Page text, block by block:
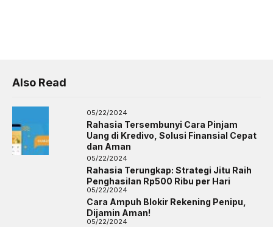
Also Read
05/22/2024
Rahasia Tersembunyi Cara Pinjam
Uang di Kredivo, Solusi Finansial Cepat
dan Aman
05/22/2024
Rahasia Terungkap: Strategi Jitu Raih
Penghasilan Rp500 Ribu per Hari
05/22/2024
Cara Ampuh Blokir Rekening Penipu,
Dijamin Aman!
05/22/2024